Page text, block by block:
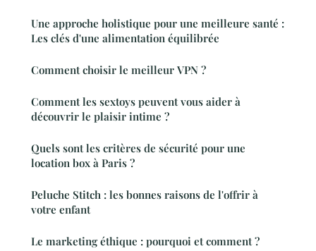
Une approche holistique pour une meilleure santé :
Les clés d'une alimentation équilibrée
Comment choisir le meilleur VPN ?
Comment les sextoys peuvent vous aider à
découvrir le plaisir intime ?
Quels sont les critères de sécurité pour une
location box à Paris ?
Peluche Stitch : les bonnes raisons de l'offrir à
votre enfant
Le marketing éthique : pourquoi et comment ?